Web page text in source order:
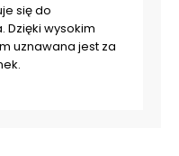
się do
Dzięki wysokim
uznawana jest za